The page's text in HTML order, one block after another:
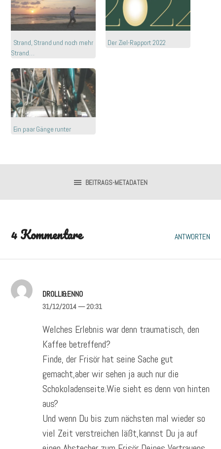
Strand, Strand und noch mehr
Strand…
Der Ziel-Rapport 2022
Ein paar Gänge runter
BEITRAGS-METADATEN
4 Kommentare ANTWORTEN
DROLLI&ENNO
31/12/2014— 20:31
Welches Erlebnis war denn traumatisch, den
Kaffee betreffend?
Finde, der Frisör hat seine Sache gut
gemacht,aber wir sehen ja auch nur die
Schokoladenseite.Wie sieht es denn von hinten
aus?
Und wenn Du bis zum nächsten mal wieder so
viel Zeit verstreichen läßt,kannst Du ja auf